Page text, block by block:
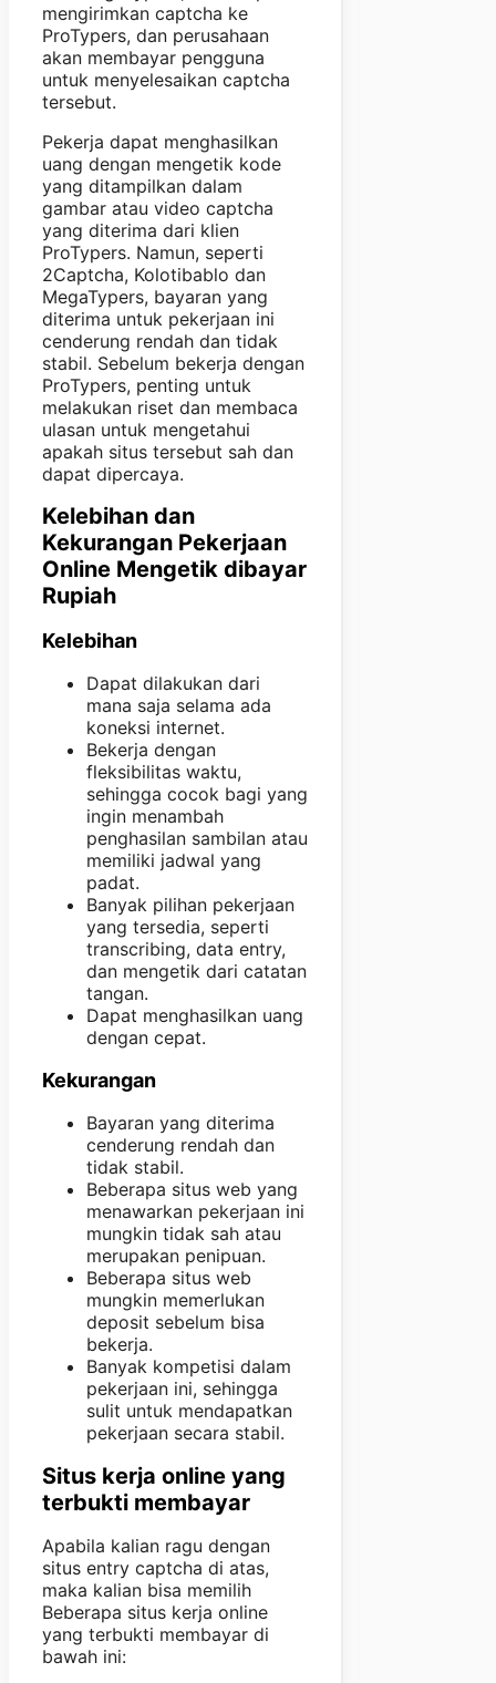
mengirimkan captcha ke
ProTypers, dan perusahaan
akan membayar pengguna
untuk menyelesaikan captcha
tersebut.
Pekerja dapat menghasilkan
uang dengan mengetik kode
yang ditampilkan dalam
gambar atau video captcha
yang diterima dari klien
ProTypers. Namun, seperti
2Captcha, Kolotibablo dan
MegaTypers, bayaran yang
diterima untuk pekerjaan ini
cenderung rendah dan tidak
stabil. Sebelum bekerja dengan
ProTypers, penting untuk
melakukan riset dan membaca
ulasan untuk mengetahui
apakah situs tersebut sah dan
dapat dipercaya.
Kelebihan dan
Kekurangan Pekerjaan
Online Mengetik dibayar
Rupiah
Kelebihan
Dapat dilakukan dari
mana saja selama ada
koneksi internet.
Bekerja dengan
fleksibilitas waktu,
sehingga cocok bagi yang
ingin menambah
penghasilan sambilan atau
memiliki jadwal yang
padat.
Banyak pilihan pekerjaan
yang tersedia, seperti
transcribing, data entry,
dan mengetik dari catatan
tangan.
Dapat menghasilkan uang
dengan cepat.
Kekurangan
Bayaran yang diterima
cenderung rendah dan
tidak stabil.
Beberapa situs web yang
menawarkan pekerjaan ini
mungkin tidak sah atau
merupakan penipuan.
Beberapa situs web
mungkin memerlukan
deposit sebelum bisa
bekerja.
Banyak kompetisi dalam
pekerjaan ini, sehingga
sulit untuk mendapatkan
pekerjaan secara stabil.
Situs kerja online yang
terbukti membayar
Apabila kalian ragu dengan
situs entry captcha di atas,
maka kalian bisa memilih
Beberapa situs kerja online
yang terbukti membayar di
bawah ini: